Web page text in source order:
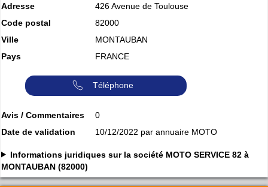
Adresse
426 Avenue de Toulouse
Code postal
82000
Ville
MONTAUBAN
Pays
FRANCE
Téléphone
Avis / Commentaires
0
Date de validation
10/12/2022 par annuaire MOTO
Informations juridiques sur la société MOTO SERVICE 82 à
MONTAUBAN (82000)